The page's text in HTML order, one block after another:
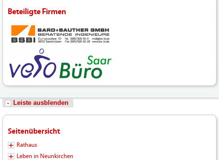
Beteiligte Firmen
Leiste ausblenden
Seitenübersicht
Rathaus
Leben in Neunkirchen